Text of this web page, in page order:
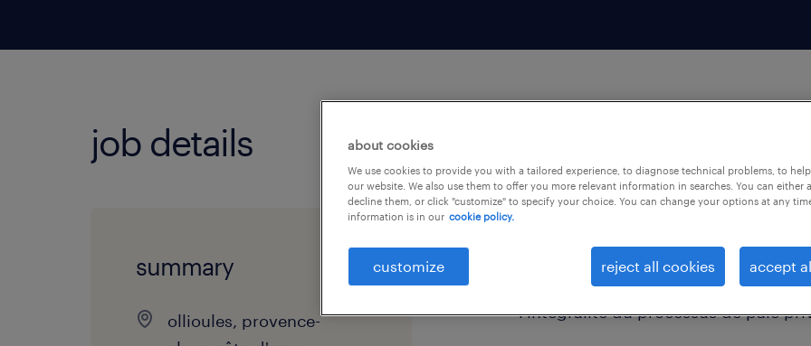
job details
summary
ollioules, provence-
Vous intégrez une équipe
l'intégralité du processus de paie
about cookies
We use cookies to provide you with a tailored experience, to diagnose technical problems, to
our website. We also use them to offer you more relevant information in searches. You can either
decline them, or click "customize" to specify your choice. You can change your options at any
information is in our cookie policy.
customize reject all cookies accept